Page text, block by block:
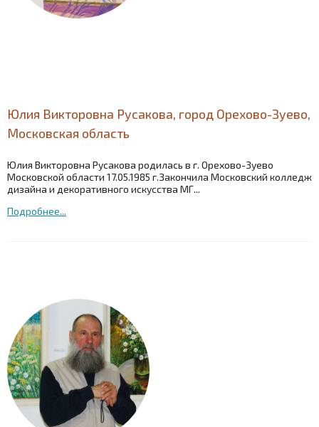
Юлия Викторовна Русакова, город Орехово-Зуево,
Московская область
Юлия Викторовна Русакова родилась в г. Орехово-Зуево
Московской области 17.05.1985 г.Закончила Московский колледж
дизайна и декоративного искусства МГ...
Подробнее...